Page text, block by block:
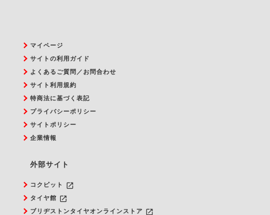
マイページ
サイトの利用ガイド
よくあるご質問／お問合わせ
サイト利用規約
特商法に基づく表記
プライバシーポリシー
サイトポリシー
企業情報
外部サイト
コクピット launch
タイヤ館 launch
ブリヂストンタイヤオンラインストア launch